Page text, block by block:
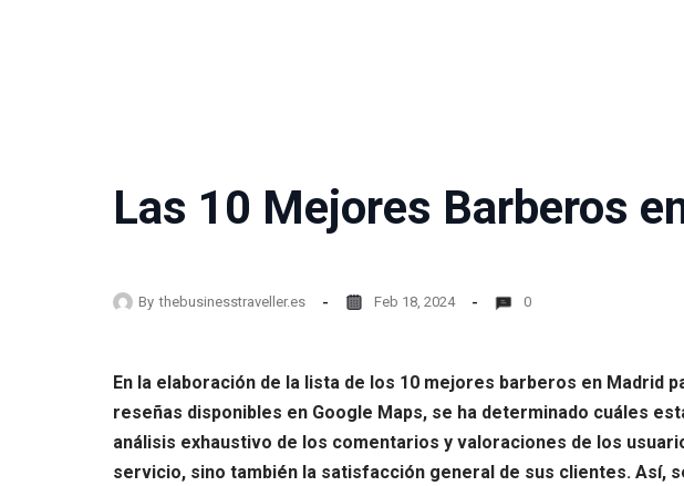
Las 10 Mejores Barberos
By thebusinesstraveller.es Feb 18, 2024 0
En la elaboración de la lista de los 10 mejores barberos en Madrid
reseñas disponibles en Google Maps, se ha determinado cuáles
análisis exhaustivo de los comentarios y valoraciones de los
servicio, sino también la satisfacción general de sus clientes. Así,